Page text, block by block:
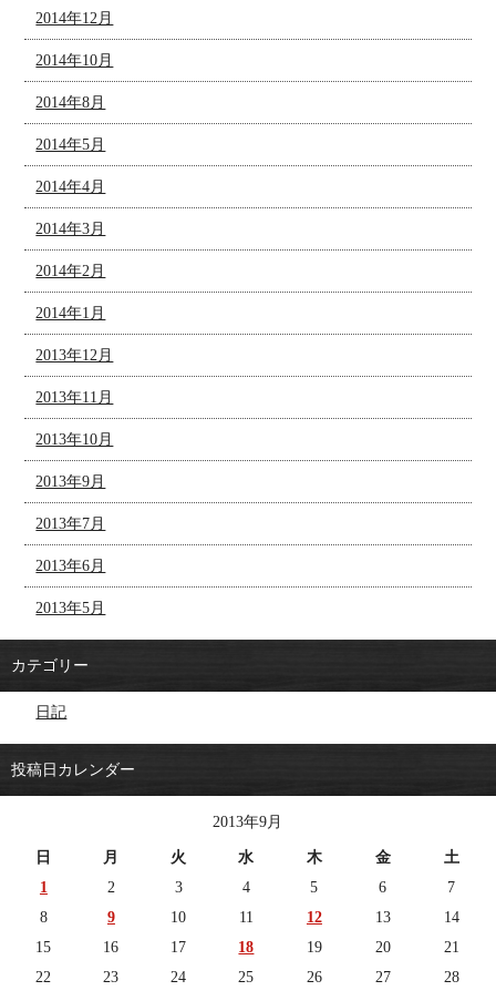
2014年12月
2014年10月
2014年8月
2014年5月
2014年4月
2014年3月
2014年2月
2014年1月
2013年12月
2013年11月
2013年10月
2013年9月
2013年7月
2013年6月
2013年5月
カテゴリー
日記
投稿日カレンダー
2013年9月
日 月 火 水 木 金
土
1
2 3 4 5 6
7
8
9 10 11 12 13
14
15
16 17 18 19 20
21
22
23 24 25 26 27
28